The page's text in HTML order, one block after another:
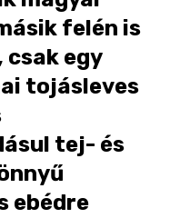
felén is
egy
tojásleves
tej- és
ebédre